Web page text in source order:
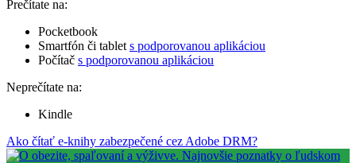
Prečítate na:
Pocketbook
Smartfón či tablet s podporovanou aplikáciou
Počítač s podporovanou aplikáciou
Neprečítate na:
Kindle
Ako čítať e-knihy zabezpečené cez Adobe DRM?